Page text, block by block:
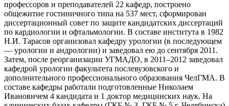
профессоров и преподавателей 22 кафедр, построено
общежитие гостиничного типа на 537 мест, сформирован
диссертационный совет по защите кандидатских диссертаций
по кардиологии и офтальмологии. В составе института в 1982
Н.И. Тарасов организовал кафедру урологии (в последующем
— урологии и андрологии) и заведовал ею до сентября 2011.
Затем, после реорганизации УГМАДО, в 2011–2012 заведовал
кафедрой урологии факультета послевузовского и
дополнительного профессионального образования ЧелГМА. В
составе кафедры работали подготовленные Николаем
Ивановичем 4 кандидата и 1 доктор медицинских наук. На